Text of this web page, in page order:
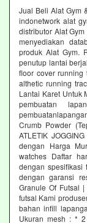
Jual Beli Alat Gym
indonetwork alat
distributor Alat
menyediakan
produk Alat Gym.
penutup lantai
floor cover running
althetic running
Lantai Karet Untuk
pembuatan
Crumb Powder
ATLETIK
dengan Harga
watches Daftar
dengan spesifikasi
dengan garansi
Granule Of Futsal
futsal Kami
bahan infill
Ukuran mesh : *